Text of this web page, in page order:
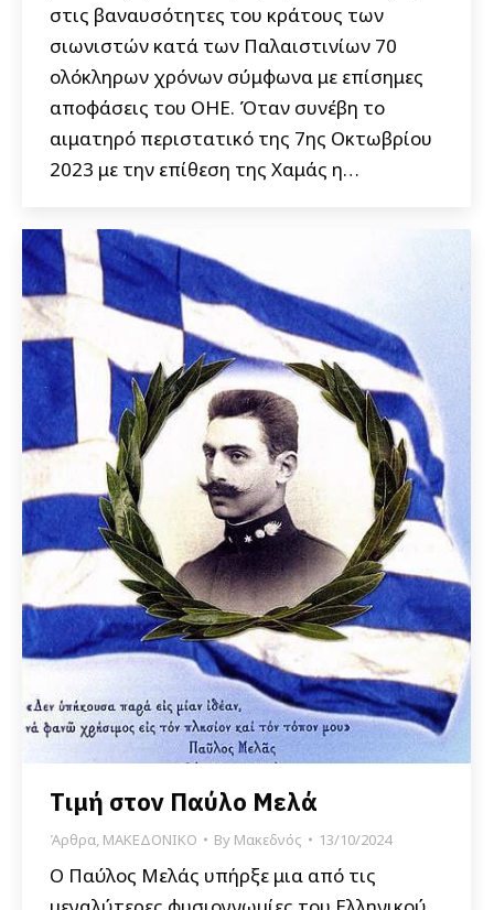
στις βαναυσότητες του κράτους των
σιωνιστών κατά των Παλαιστινίων 70
ολόκληρων χρόνων σύμφωνα με επίσημες
αποφάσεις του ΟΗΕ. Όταν συνέβη το
αιματηρό περιστατικό της 7ης Οκτωβρίου
2023 με την επίθεση της Χαμάς η…
Τιμή στον Παύλο Μελά
Άρθρα, ΜΑΚΕΔΟΝΙΚΟ By Μακεδνός 13/10/2024
Ο Παύλος Μελάς υπήρξε μια από τις